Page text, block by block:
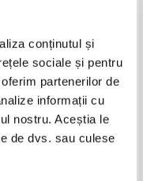
conținutul și
sociale și pentru
partenerilor de
informații cu
nostru. Aceștia le
de dvs. sau culese
Stockman - 1985 year book
Pret:37,00Lei 24,05 Lei
în coș